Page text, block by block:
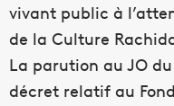
vivant public à
de la Culture
La parution au JO
décret relatif au